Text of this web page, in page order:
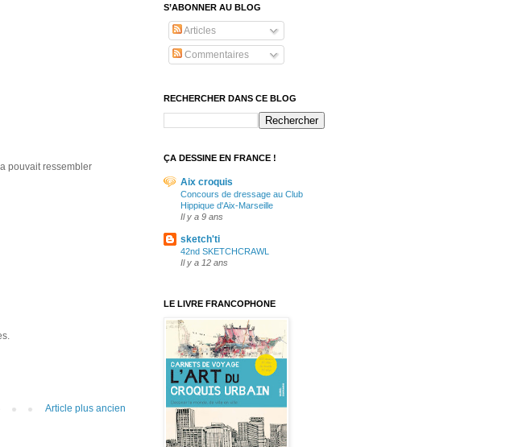
pouvait ressembler
Article plus ancien
S’ABONNER AU BLOG
Articles
Commentaires
RECHERCHER DANS CE BLOG
ÇA DESSINE EN FRANCE !
Aix croquis
Concours de dressage au Club
Hippique d'Aix-Marseille
Il y a 9 ans
sketch'ti
42nd SKETCHCRAWL
Il y a 12 ans
LE LIVRE FRANCOPHONE